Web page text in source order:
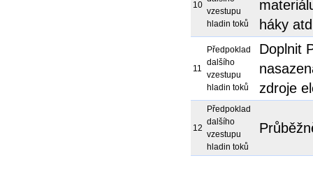
10
vzestupu
hladin toků
háky
11
Předpoklad
dalšího
vzestupu
hladin toků
Doplnit
zdroje
12
Předpoklad
dalšího
vzestupu
hladin toků